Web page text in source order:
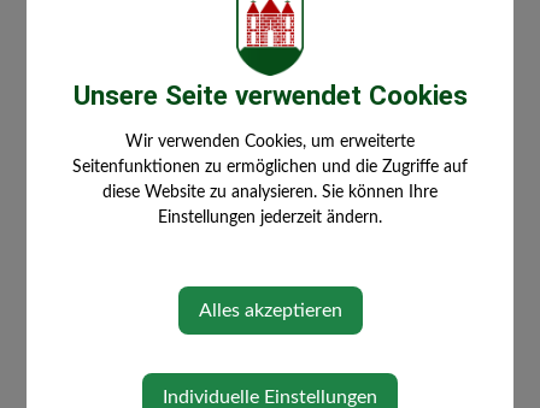
Auf Google Maps anzeigen
Unsere Seite verwendet Cookies
Wir verwenden Cookies, um erweiterte
Seitenfunktionen zu ermöglichen und die Zugriffe auf
diese Website zu analysieren. Sie können Ihre
Einstellungen jederzeit ändern.
Alles akzeptieren
Individuelle Einstellungen